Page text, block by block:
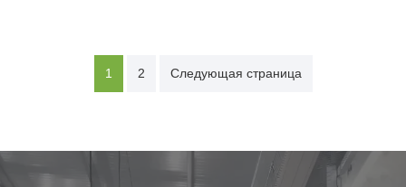
Навигация1 2 Следующая страница